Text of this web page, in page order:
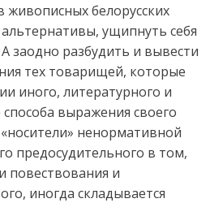
живописных белорусских
ущипнуть себя
заодно разбудить и вывести
тех товарищей, которые
иного, литературного и
выражения своего
ненормативной
предосудительного в том,
повествования и
иногда складывается